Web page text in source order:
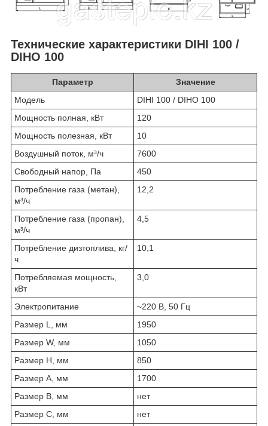
Технические характеристики DIHI 100 /
DIHO 100
Параметр
Значение
Модель
DIHI 100 / DIHO 100
Мощность полная, кВт
120
Мощность полезная, кВт
10
Воздушный поток, м³/ч
7600
Свободный напор, Па
450
Потребление газа (метан),
м³/ч
12,2
Потребление газа (пропан),
м³/ч
4,5
Потребление дизтоплива, кг/
ч
10,1
Потребляемая мощность,
кВт
3,0
Электропитание
~220 В, 50 Гц
Размер L, мм
1950
Размер W, мм
1050
Размер H, мм
850
Размер A, мм
1700
Размер B, мм
нет
Размер C, мм
нет